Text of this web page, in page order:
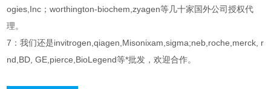
ogies,Inc；worthington-biochem,zyagen等几十家国外公司授权代
理。
7：我们还是invitrogen,qiagen,Misonixam,sigma;neb,roche,merck, r
nd,BD, GE,pierce,BioLegend等*批发，欢迎合作。